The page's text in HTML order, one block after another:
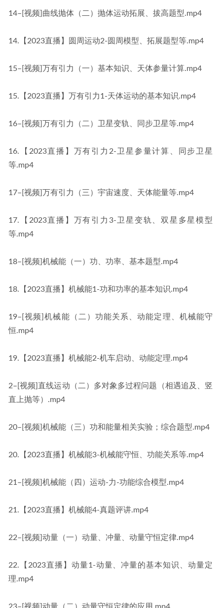
14–[视频]曲线抛体（二）抛体运动拓展、拔高题型.mp4
14.【2023直播】圆周运动2-圆周模型、拓展题型等.mp4
15–[视频]万有引力（一）基本知识、天体参量计算.mp4
15.【2023直播】万有引力1-天体运动的基本知识.mp4
16–[视频]万有引力（二）卫星变轨、同步卫星等.mp4
16.【2023直播】万有引力2-卫星参量计算、同步卫星
等.mp4
17–[视频]万有引力（三）宇宙速度、天体能量等.mp4
17.【2023直播】万有引力3-卫星变轨、双星多星模型
等.mp4
18–[视频]机械能（一）功、功率、基本题型.mp4
18.【2023直播】机械能1-功和功率的基本知识.mp4
19–[视频]机械能（二）功能关系、动能定理、机械能守
恒.mp4
19.【2023直播】机械能2-机车启动、动能定理.mp4
2–[视频]直线运动（二）多对象多过程问题（相遇追及、竖
直上抛等）.mp4
20–[视频]机械能（三）功和能量相关实验；综合题型.mp4
20.【2023直播】机械能3-机械能守恒、功能关系等.mp4
21–[视频]机械能（四）运动-力-功能综合模型.mp4
21.【2023直播】机械能4-真题评讲.mp4
22–[视频]动量（一）动量、冲量、动量守恒定律.mp4
22.【2023直播】动量1-动量、冲量的基本知识、动量定
理.mp4